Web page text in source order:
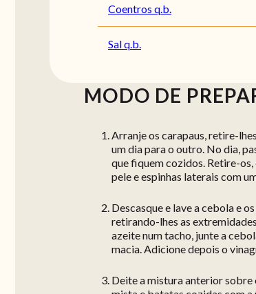
Coentros q.b.
Sal q.b.
MODO DE
Arranje os carapaus, retire-
um dia para o outro. No dia,
que fiquem cozidos. Retire-
pele e espinhas laterais com
Descasque e lave a cebola e
retirando-lhes as
azeite num tacho, junte a
macia. Adicione depois o
Deite a mistura anterior sobre